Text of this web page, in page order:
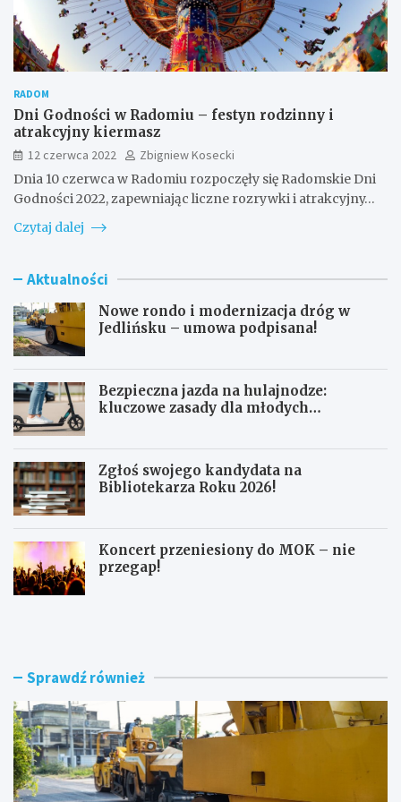
RADOM
Dni Godności w Radomiu – festyn rodzinny i
atrakcyjny kiermasz
12 czerwca 2022
Zbigniew Kosecki
Dnia 10 czerwca w Radomiu rozpoczęły się Radomskie Dni
Godności 2022, zapewniając liczne rozrywki i atrakcyjny…
Czytaj dalej
Aktualności
Nowe rondo i modernizacja dróg w
Jedlińsku – umowa podpisana!
Bezpieczna jazda na hulajnodze:
kluczowe zasady dla młodych
Zgłoś swojego kandydata na
Bibliotekarza Roku 2026!
Koncert przeniesiony do MOK – nie
przegap!
N
o
d
o
i
m
o
d
B
e
z
n
a
j
a
z
Sprawdź również